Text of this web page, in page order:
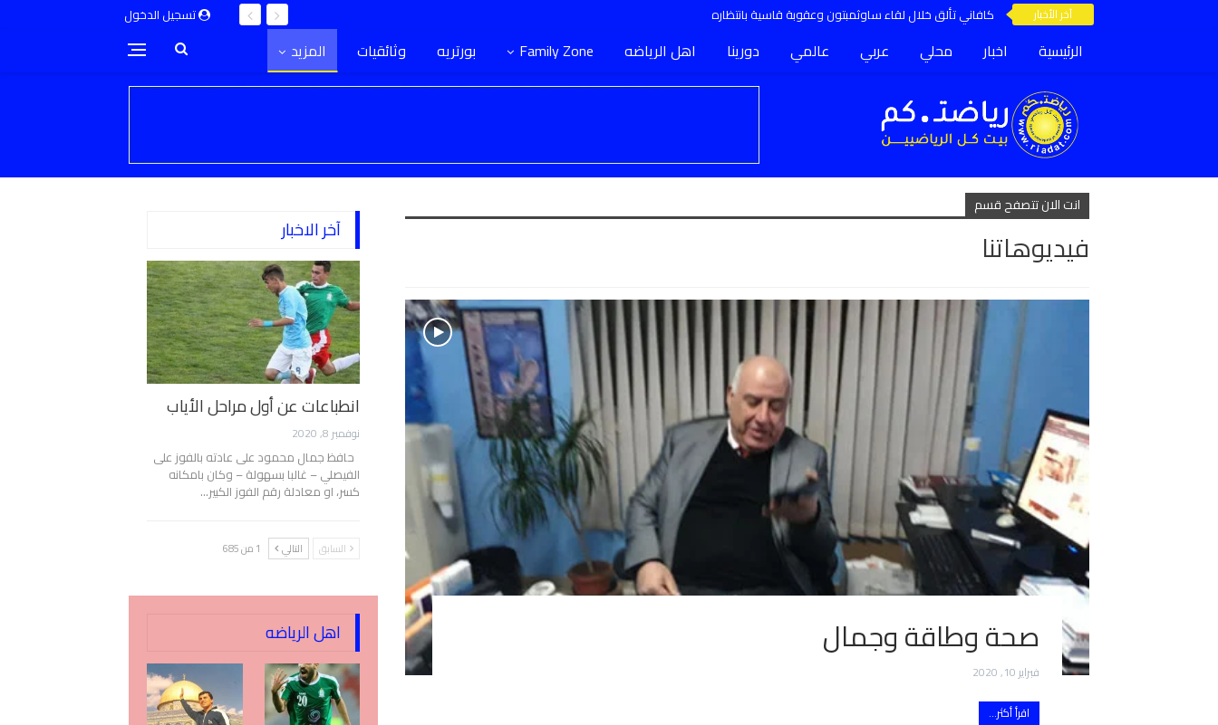
تسجيل الدخول آخر الأخبار كافاني تألق خلال لقاء ساوثمبتون وعقوبة قاسية بانتظاره
الرئيسية اخبار محلي عربي عالمي دورينا اهل الرياضه Family Zone بورتريه وثائقيات المزيد
انت الان تتصفح قسم
فيديوهاتنا
صحة وطاقة وجمال
فبراير 10, 2020
اقرأ أكثر...
آخر الاخبار
انطباعات عن أول مراحل الأياب
نوفمبر 8, 2020
حافظ جمال محمود على عادته بالفوز على
الفيصلي – غالبا بسهولة – وكان بامكانه
كسر، او معادلة رقم الفوز الكبير…
السابق التالي 1 من 685
اهل الرياضه